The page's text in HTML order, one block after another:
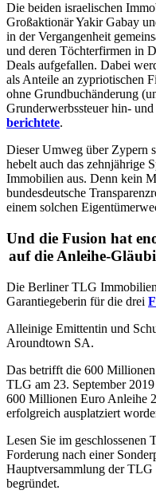
Die beiden israelischen
Großaktionär Yakir Gabay
in der Vergangenheit
und deren Töchterfirmen in
Deals aufgefallen. Dabei
als Anteile an zypriotischen
ohne Grundbuchänderung
Grunderwerbssteuer hin-
berichtete.
Dieser Umweg über Zypern
hebelt auch das zehnjährige
Immobilien aus. Denn kein
bundesdeutsche
einem solchen
Und die Fusion hat
auf die Anleihe-
Die Berliner TLG
Garantiegeberin für die drei
Alleinige Emittentin und
Aroundtown SA.
Das betrifft die 600
TLG am 23. September
600 Millionen Euro Anleihe
erfolgreich ausplatziert
Lesen Sie im geschlossenen
Forderung nach einer
Hauptversammlung der
begründet.